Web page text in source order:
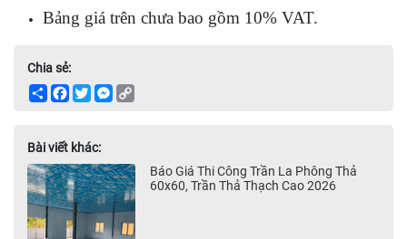
Bảng giá trên chưa bao gồm 10% VAT.
Chia sẻ:
ShareFacebook
TwitterMessenger
Bài viết khác:
Báo Giá Thi Công Trần La Phông Thả
60x60, Trần Thả Thạch Cao 2026